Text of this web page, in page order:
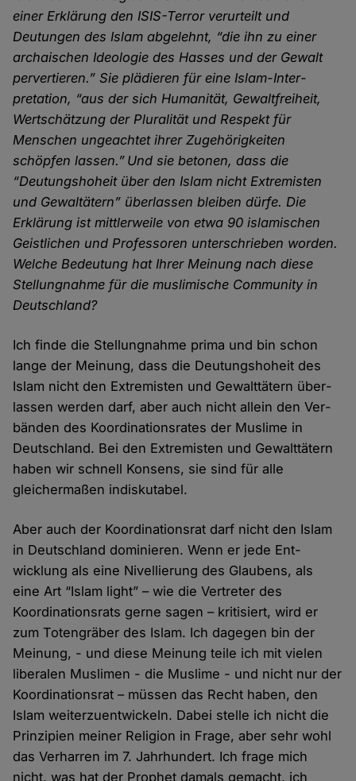
einer Erklärung den ISIS-Terror verurteilt und
Deutungen des Islam abgelehnt, “die ihn zu einer
archaischen Ideologie des Hasses und der Gewalt
pervertieren.” Sie plädieren für eine Islam-Inter­
pretation, “aus der sich Humanität, Gewalt­freiheit,
Wert­schätzung der Plurali­tät und Respekt für
Menschen unge­achtet ihrer Zugehörig­keiten
schöpfen lassen.” Und sie betonen, dass die
“Deutungs­hoheit über den Islam nicht Extremisten
und Gewal­tätern” über­lassen bleiben dürfe. Die
Erklärung ist mittler­weile von etwa 90 islamischen
Geistlichen und Professoren unter­schrieben worden.
Welche Bedeutung hat Ihrer Meinung nach diese
Stellung­nahme für die muslimische Community in
Deutschland?
Ich finde die Stellungnahme prima und bin schon
lange der Meinung, dass die Deutungs­hoheit des
Islam nicht den Extremisten und Gewalt­tätern über­
lassen werden darf, aber auch nicht allein den Ver­
bänden des Koordinations­rates der Muslime in
Deutschland. Bei den Extremisten und Gewalt­tätern
haben wir schnell Konsens, sie sind für alle
gleicher­maßen indis­kutabel.
Aber auch der Koordinations­rat darf nicht den Islam
in Deutschland dominieren. Wenn er jede Ent­
wicklung als eine Nivellierung des Glaubens, als
eine Art “Islam light” – wie die Vertreter des
Koordinations­rats gerne sagen – kritisiert, wird er
zum Toten­gräber des Islam. Ich dagegen bin der
Meinung, - und diese Meinung teile ich mit vielen
liberalen Muslimen - die Muslime - und nicht nur der
Koordinations­rat – müssen das Recht haben, den
Islam weiter­zuent­wickeln. Dabei stelle ich nicht die
Prinzipien meiner Religion in Frage, aber sehr wohl
das Verharren im 7. Jahrhundert. Ich frage mich
nicht, was hat der Prophet damals gemacht, ich